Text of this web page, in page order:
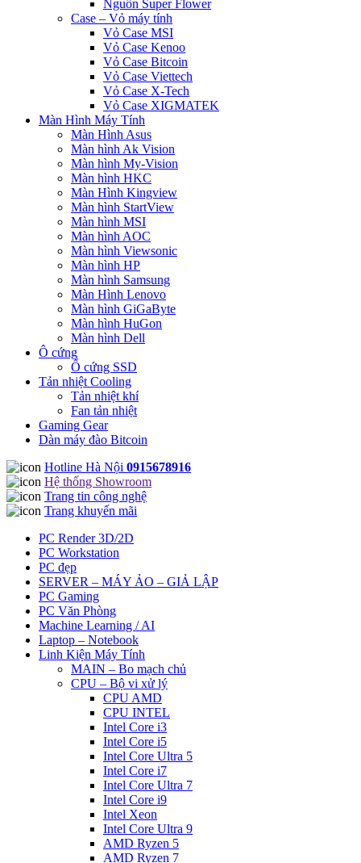
Nguồn Super Flower
Case – Vỏ máy tính
Vỏ Case MSI
Vỏ Case Kenoo
Vỏ Case Bitcoin
Vỏ Case Viettech
Vỏ Case X-Tech
Vỏ Case XIGMATEK
Màn Hình Máy Tính
Màn Hình Asus
Màn hình Ak Vision
Màn hình My-Vision
Màn hình HKC
Màn Hình Kingview
Màn hình StartView
Màn hình MSI
Màn hình AOC
Màn hình Viewsonic
Màn hình HP
Màn hình Samsung
Màn Hình Lenovo
Màn hình GiGaByte
Màn hình HuGon
Màn hình Dell
Ô cứng
Ổ cứng SSD
Tản nhiệt Cooling
Tản nhiệt khí
Fan tản nhiệt
Gaming Gear
Dàn máy đào Bitcoin
Hotline Hà Nội 0915678916
Hệ thống Showroom
Trang tin công nghệ
Trang khuyến mãi
PC Render 3D/2D
PC Workstation
PC đẹp
SERVER – MÁY ẢO – GIẢ LẬP
PC Gaming
PC Văn Phòng
Machine Learning / AI
Laptop – Notebook
Linh Kiện Máy Tính
MAIN – Bo mạch chủ
CPU – Bộ vi xử lý
CPU AMD
CPU INTEL
Intel Core i3
Intel Core i5
Intel Core Ultra 5
Intel Core i7
Intel Core Ultra 7
Intel Core i9
Intel Xeon
Intel Core Ultra 9
AMD Ryzen 5
AMD Ryzen 7